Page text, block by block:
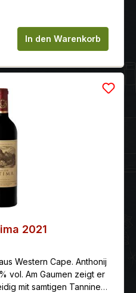
Gib den
In den Warenkorb
2021
Western Cape. Anthonij
vol. Am Gaumen zeigt er
mit samtigen Tanninen.